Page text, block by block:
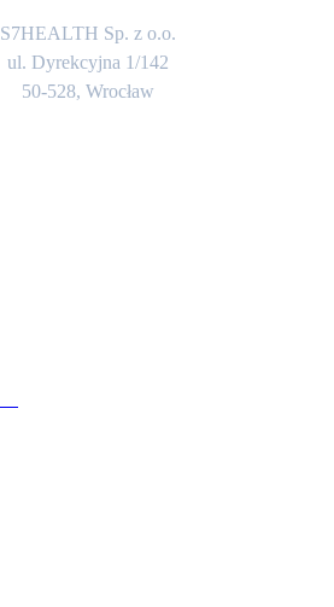
S7HEALTH Sp. z o.o.
ul. Dyrekcyjna 1/142
50-528, Wrocław